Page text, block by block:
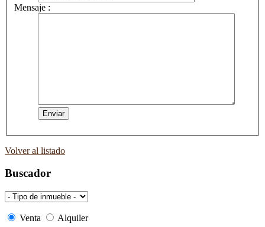
Mensaje :
Volver al listado
Buscador
Venta
Alquiler